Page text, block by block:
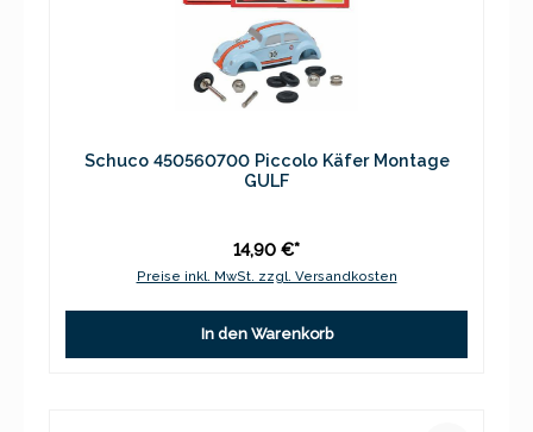
Schuco 450560700 Piccolo Käfer Montage
GULF
14,90 €*
Preise inkl. MwSt. zzgl. Versandkosten
In den Warenkorb